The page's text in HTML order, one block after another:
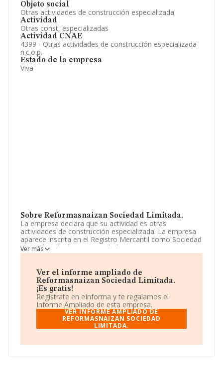
Objeto social
Otras actividades de construcción especializada
Actividad
Otras const, especializadas
Actividad CNAE
4399 - Otras actividades de construcción especializada
n.c.o.p.
Estado de la empresa
Viva
Sobre Reformasnaizan Sociedad Limitada.
La empresa declara que su actividad es otras
actividades de construcción especializada. La empresa
aparece inscrita en el Registro Mercantil como Sociedad
Limitada. Clasifica su actividad CNAE como 'Otras
actividades de construcción especializada n.c.o.p.',
mercados exteriores.
Ha habido un descenso en cuanto al número de
empleados y atendiendo a los datos disponibles en
INFORMA, el número de empleados de la compañía ha
estado por debajo de la media de sector.
La compañíaReformasnaizan Sociedad Limitada
116, (46035), Valencia, Comunidad Valenciana.
Ver más
Ver el informe ampliado de
Reformasnaizan Sociedad Limitada.
¡Es gratis!
Regístrate en eInforma y te regalamos el
Informe Ampliado de esta empresa.
VER INFORME AMPLIADO DE
REFORMASNAIZAN SOCIEDAD
LIMITADA.